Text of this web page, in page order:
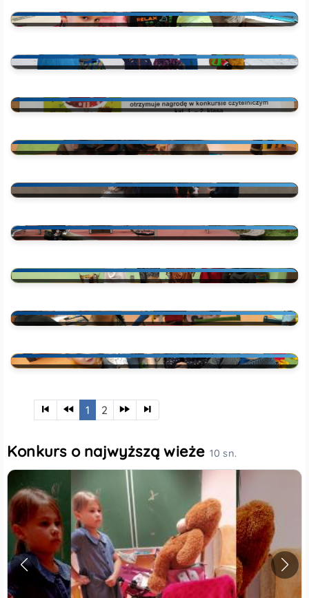
Pieczenie baranka
Gry i zabawy na śniegu
Konkurs czytelniczy ,,Z książką na
Malowanie pierniczków
Swiąteczne dekorowanie
Dzień jeża
1 2
Konkurs o najwyższą wieże